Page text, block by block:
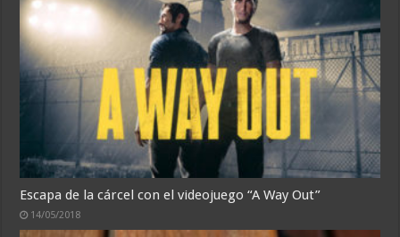
Escapa de la cárcel con el videojuego “A Way Out”
14/05/2018